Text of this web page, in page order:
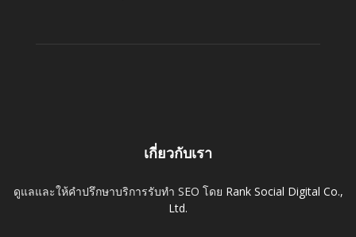
เกี่ยวกับเรา
ดูแลและให้คำปรึกษาบริการรับทำ SEO โดย Rank Social Digital Co.,
Ltd.